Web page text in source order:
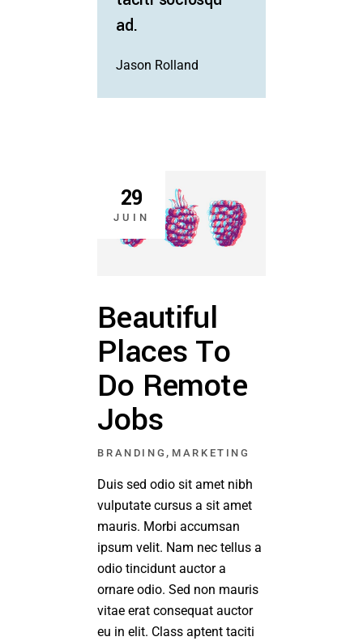
ad.
Jason Rolland
29
JUIN
Beautiful
Places To
Do Remote
Jobs
BRANDING , MARKETING
Duis sed odio sit amet nibh
vulputate cursus a sit amet
mauris. Morbi accumsan
ipsum velit. Nam nec tellus a
odio tincidunt auctor a
ornare odio. Sed non mauris
vitae erat consequat auctor
eu in elit. Class aptent taciti